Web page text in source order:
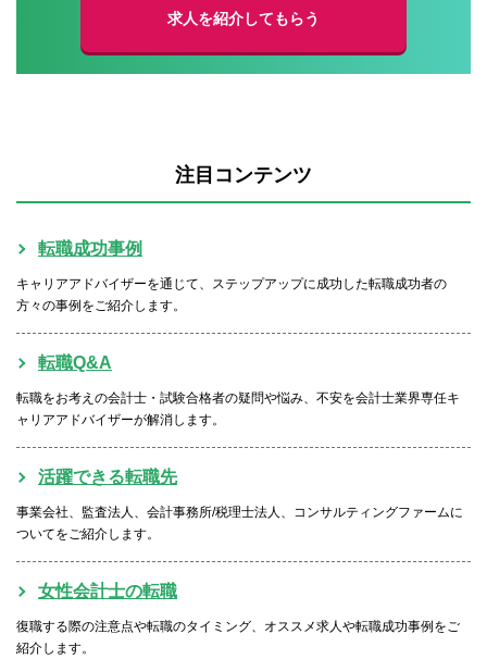
求人を紹介してもらう
注目コンテンツ
転職成功事例
キャリアアドバイザーを通じて、ステップアップに成功した転職成功者の
方々の事例をご紹介します。
転職Q&A
転職をお考えの会計士・試験合格者の疑問や悩み、不安を会計士業界専任キ
ャリアアドバイザーが解消します。
活躍できる転職先
事業会社、監査法人、会計事務所/税理士法人、コンサルティングファームに
ついてをご紹介します。
女性会計士の転職
復職する際の注意点や転職のタイミング、オススメ求人や転職成功事例をご
紹介します。